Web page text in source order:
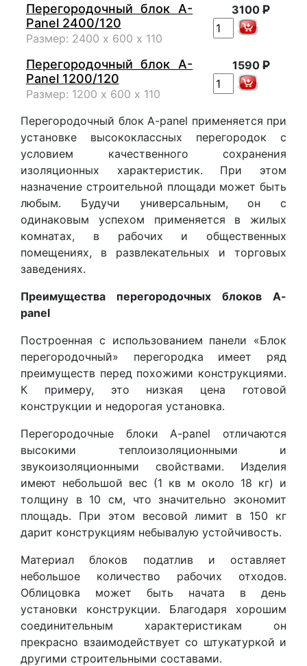
Перегородочный блок A-
Panel 2400/120
Размер: 2400 х 600 х 110
3100 Р
Перегородочный блок A-
Panel 1200/120
Размер: 1200 х 600 х 110
1590 Р
Перегородочный блок A-panel применяется при
установке высококлассных перегородок с
условием качественного сохранения
изоляционных характеристик. При этом
назначение строительной площади может быть
любым. Будучи универсальным, он с
одинаковым успехом применяется в жилых
комнатах, в рабочих и общественных
помещениях, в развлекательных и торговых
заведениях.
Преимущества перегородочных блоков A-
panel
Построенная с использованием панели «Блок
перегородочный» перегородка имеет ряд
преимуществ перед похожими конструкциями.
К примеру, это низкая цена готовой
конструкции и недорогая установка.
Перегородочные блоки A-panel отличаются
высокими теплоизоляционными и
звукоизоляционными свойствами. Изделия
имеют небольшой вес (1 кв м около 18 кг) и
толщину в 10 см, что значительно экономит
площадь. При этом весовой лимит в 150 кг
дарит конструкциям небывалую устойчивость.
Материал блоков податлив и оставляет
небольшое количество рабочих отходов.
Облицовка может быть начата в день
установки конструкции. Благодаря хорошим
соединительным характеристикам он
прекрасно взаимодействует со штукатуркой и
другими строительными составами.